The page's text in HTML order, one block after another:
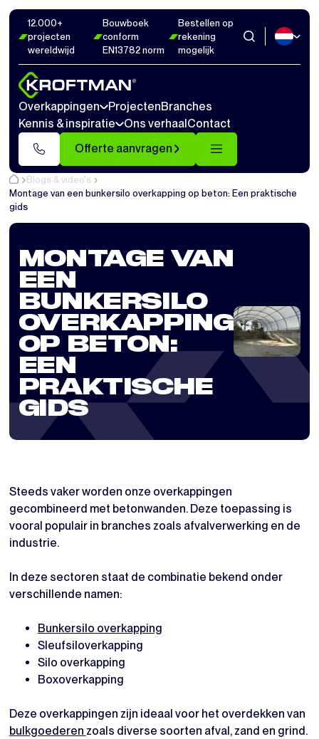
12.000+
projecten
wereldwijd
Bouwboek
conform
EN13782 norm
Bestellen op
rekening
mogelijk
Overkappingen ProjectenBranches
Kennis & inspiratie
Ons verhaalContact
Offerte aanvragen
Blogs & video's
Montage van een bunkersilo overkapping op beton: Een praktische
gids
MONTAGE VAN
EEN
BUNKERSILO
OVERKAPPING
OP BETON:
EEN
PRAKTISCHE
GIDS
Steeds vaker worden onze overkappingen
gecombineerd met betonwanden. Deze toepassing is
vooral populair in branches zoals afvalverwerking en de
industrie.
In deze sectoren staat de combinatie bekend onder
verschillende namen:
Bunkersilo overkapping
Sleufsiloverkapping
Silo overkapping
Boxoverkapping
Deze overkappingen zijn ideaal voor het overdekken van
bulkgoederen zoals diverse soorten afval, zand en grind.